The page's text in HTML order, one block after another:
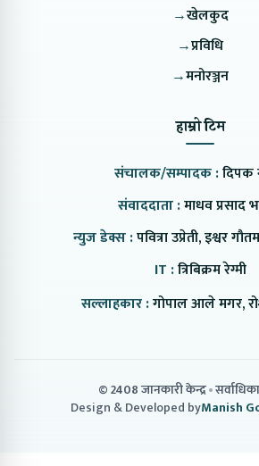
→खेलकुद
→प्रविधि
→मनोरञ्जन
हाम्रो टिम
संचालक/सम्पादक :दिपक
संवाददाता :माधव प्रसाद
न्युज डेक्स :पवित्रा उप्रेती, इश्वर
IT :त्रिबिक्रम रेग्मी
सल्लाहकार :गोपाल आले मगर,
© 2408 जानकारी केन्द्र
Design & Developed byManish